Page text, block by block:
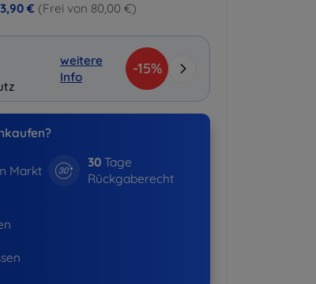
3,90 € (Frei von 80,00 €)
weitere
Info
-15%
Markt
30Tage
Rückgaberecht